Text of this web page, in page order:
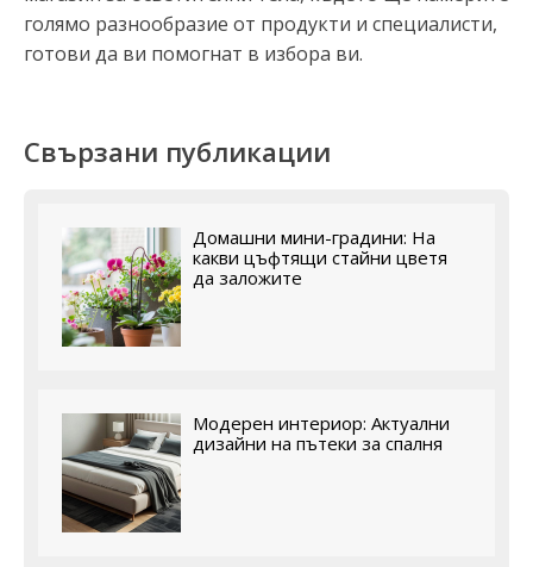
голямо разнообразие от продукти и специалисти,
готови да ви помогнат в избора ви.
Свързани публикации
Домашни мини-градини: На
какви цъфтящи стайни цветя
да заложите
Модерен интериор: Актуални
дизайни на пътеки за спалня